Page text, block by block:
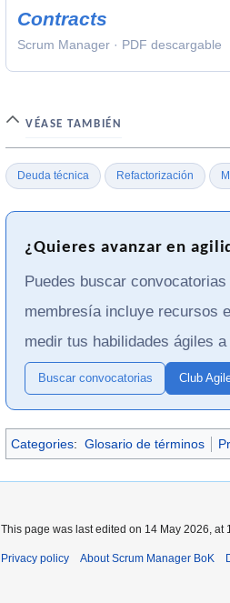
Contracts
Scrum Manager · PDF descargable
VÉASE TAMBIÉN
Deuda técnica Refactorización
¿Quieres avanzar en
Puedes buscar
membresía incluye recursos
medir tus habilidades ágiles
Buscar convocatorias Club
Categories: Glosario de términos
This page was last edited on 14 May 2026, at
Privacy policy About Scrum Manager BoK